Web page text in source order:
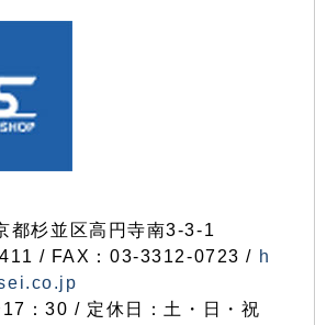
杉並区高円寺南3-3-1
/ FAX：03-3312-0723 / h
：30 / 定休日：土・日・祝